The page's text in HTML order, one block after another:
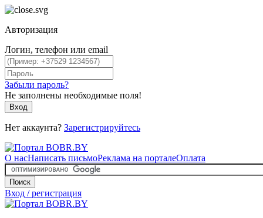
Авторизация
Логин, телефон или email
Забыли пароль?
Не заполнены необходимые поля!
Вход
Нет аккаунта? Зарегистрируйтесь
О насНаписать письмоРеклама на порталеОплата
Поиск
Вход / регистрация